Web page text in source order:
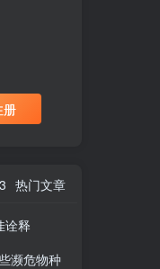
册
热门文章
诠释
濒危物种
册
热门文章
诠释
濒危物种